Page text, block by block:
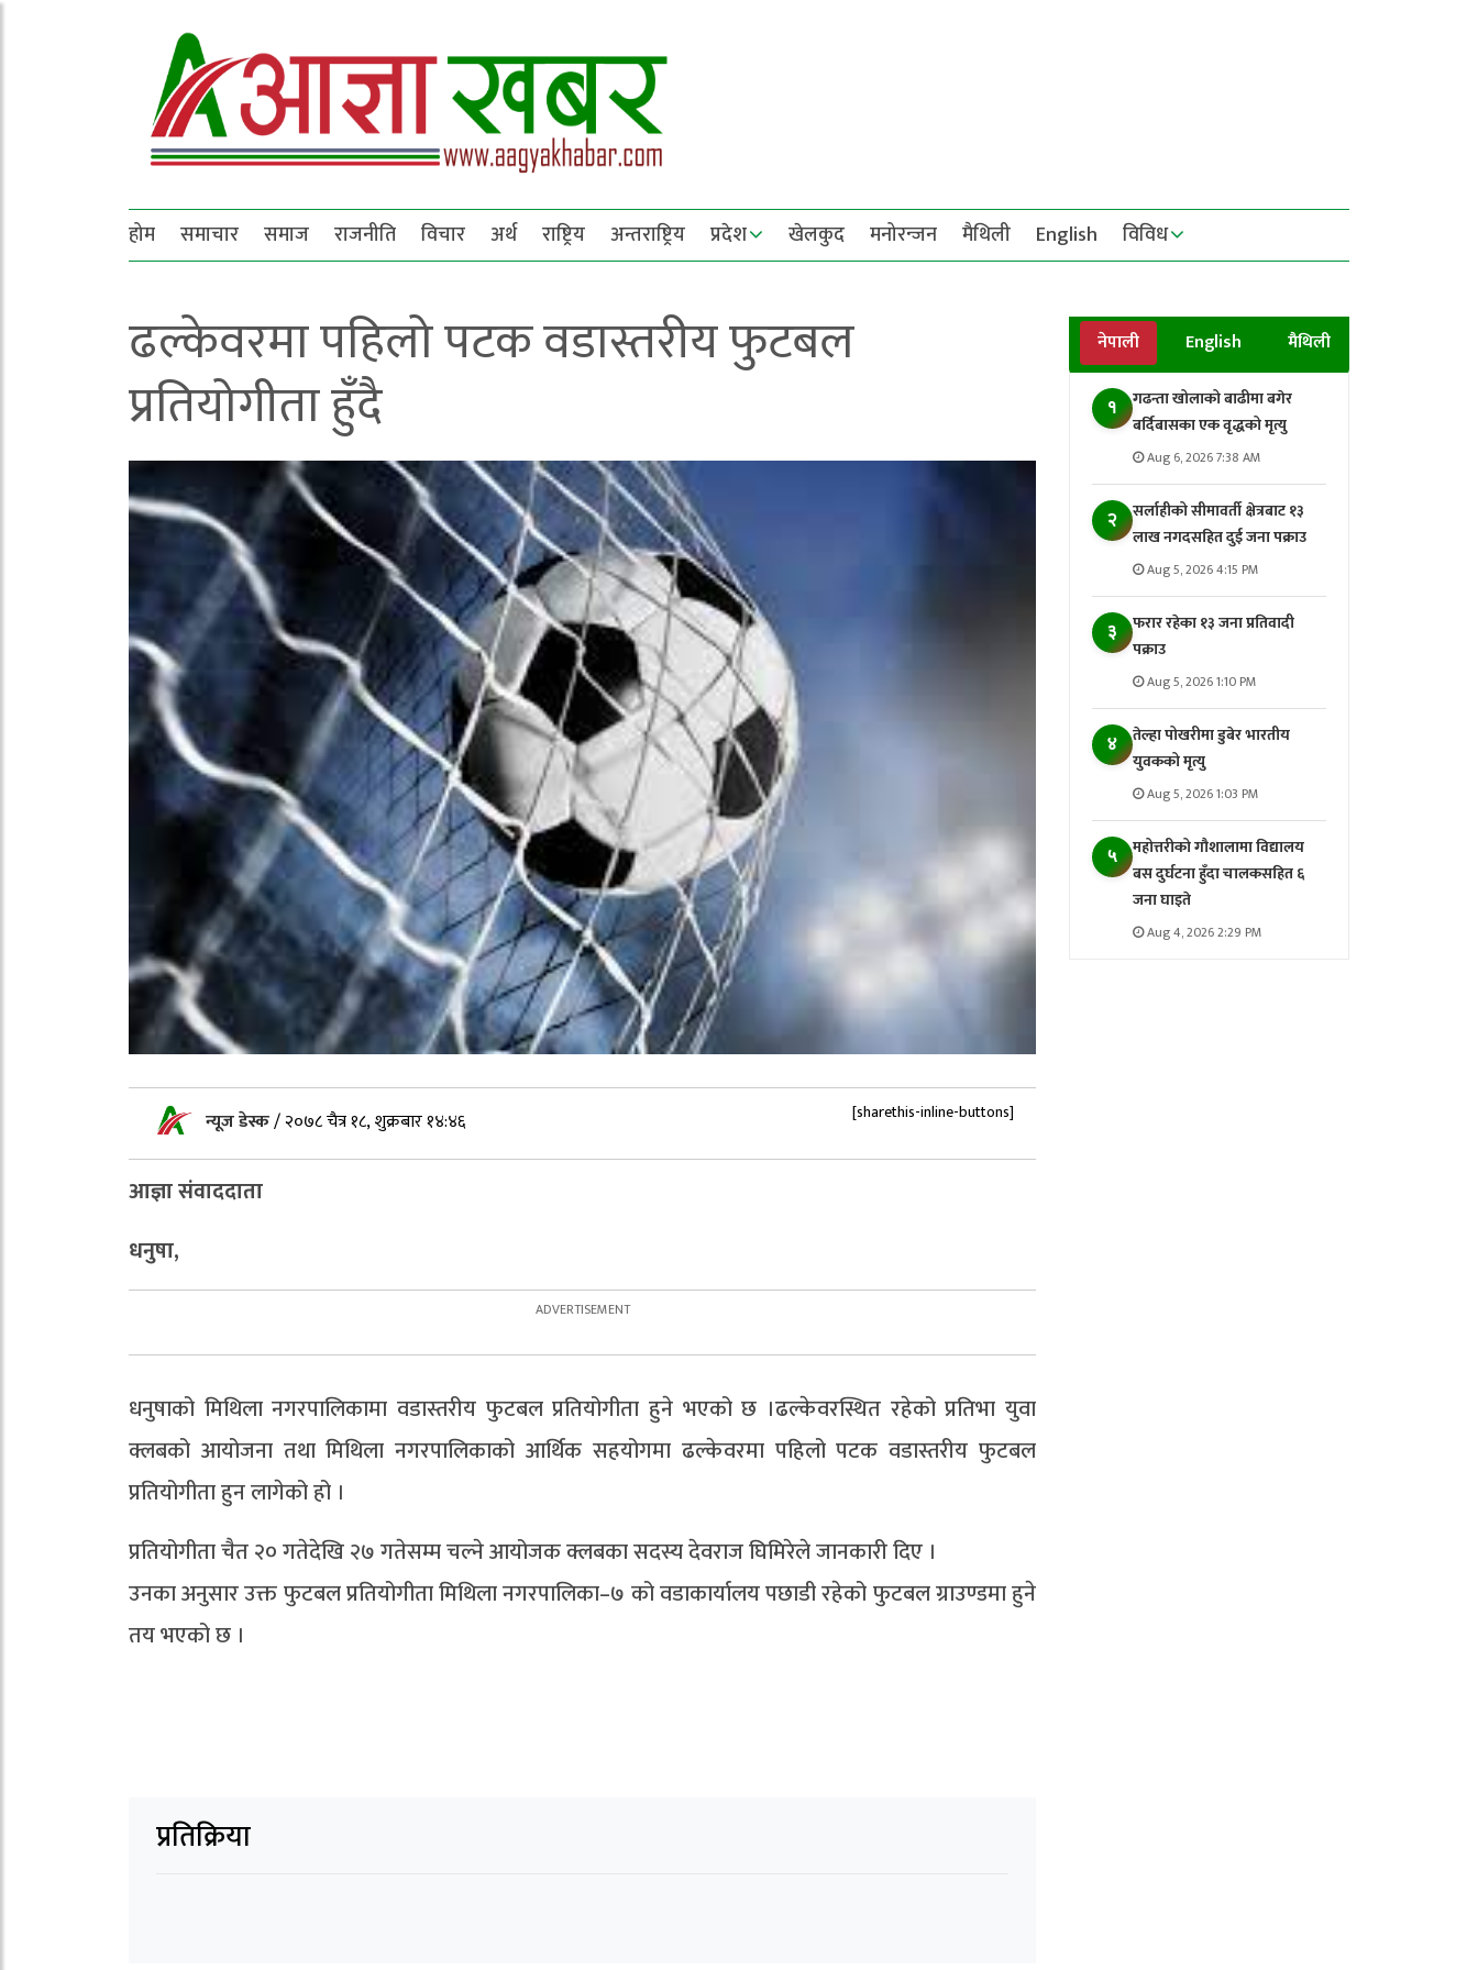
होम समाचार समाज राजनीति विचार अर्थ राष्ट्रिय अन्तराष्ट्रिय प्रदेश खेलकुद मनोरन्जन मैथिली English विविध
ढल्केवरमा पहिलो पटक वडास्तरीय फुटबल
प्रतियोगीता हुँदै
न्यूज डेस्क/२०७८ चैत्र १८, शुक्रबार १४:४६ [sharethis-inline-buttons]
आज्ञा संवाददाता
धनुषा,
धनुषाको मिथिला नगरपालिकामा वडास्तरीय फुटबल प्रतियोगीता हुने भएको छ ।ढल्केवरस्थित रहेको प्रतिभा युवा
क्लबको आयोजना तथा मिथिला नगरपालिकाको आर्थिक सहयोगमा ढल्केवरमा पहिलो पटक वडास्तरीय फुटबल
प्रतियोगीता हुन लागेको हो ।
प्रतियोगीता चैत २० गतेदेखि २७ गतेसम्म चल्ने आयोजक क्लबका सदस्य देवराज घिमिरेले जानकारी दिए ।
उनका अनुसार उक्त फुटबल प्रतियोगीता मिथिला नगरपालिका–७ को वडाकार्यालय पछाडी रहेको फुटबल ग्राउण्डमा हुने
तय भएको छ ।
प्रतिक्रिया
नेपाली English मैथिली
१
गढन्ता खोलाको बाढीमा बगेर
बर्दिबासका एक वृद्धको मृत्यु
Aug 6, 2026 7:38 AM
२
सर्लाहीको सीमावर्ती क्षेत्रबाट १३
लाख नगदसहित दुई जना पक्राउ
Aug 5, 2026 4:15 PM
३
फरार रहेका १३ जना प्रतिवादी
पक्राउ
Aug 5, 2026 1:10 PM
४
तेल्हा पोखरीमा डुबेर भारतीय
युवकको मृत्यु
Aug 5, 2026 1:03 PM
५
महोत्तरीको गौशालामा विद्यालय
बस दुर्घटना हुँदा चालकसहित ६
जना घाइते
Aug 4, 2026 2:29 PM